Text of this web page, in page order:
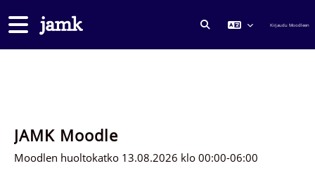
Sivupaneeli
VAIHDA Kirjaudu Moodleen
JAMK Moodle
Moodlen huoltokatko 13.08.2026 klo 00:00-06:00